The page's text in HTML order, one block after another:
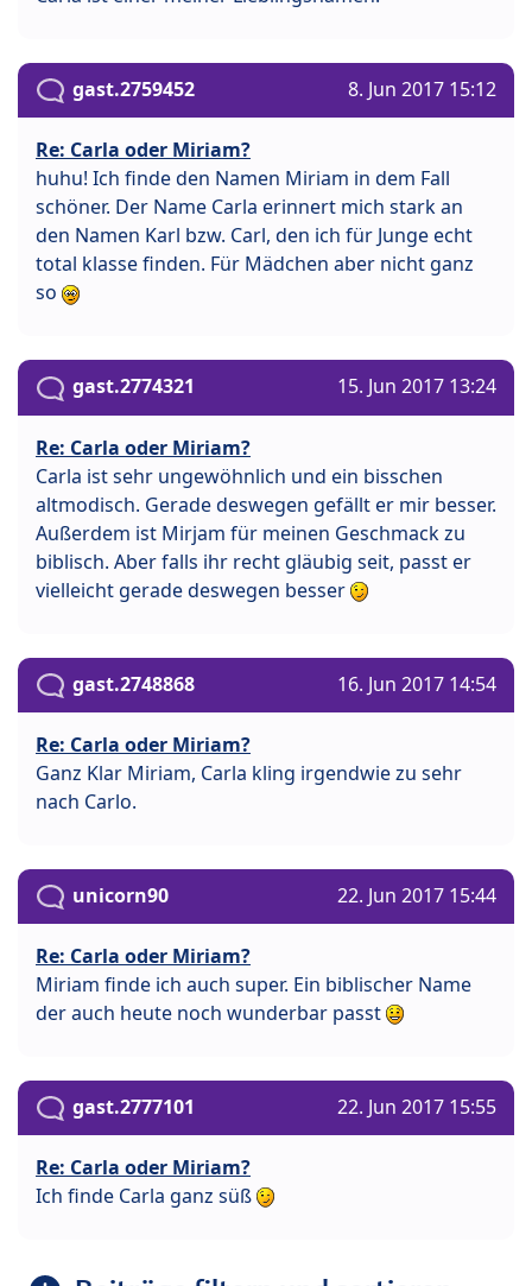
gast.2759452 8. Jun 2017 15:12
Re: Carla oder Miriam?
huhu! Ich finde den Namen Miriam in dem Fall
schöner. Der Name Carla erinnert mich stark an
den Namen Karl bzw. Carl, den ich für Junge echt
total klasse finden. Für Mädchen aber nicht ganz
so
gast.2774321 15. Jun 2017 13:24
Re: Carla oder Miriam?
Carla ist sehr ungewöhnlich und ein bisschen
altmodisch. Gerade deswegen gefällt er mir besser.
Außerdem ist Mirjam für meinen Geschmack zu
biblisch. Aber falls ihr recht gläubig seit, passt er
vielleicht gerade deswegen besser
gast.2748868 16. Jun 2017 14:54
Re: Carla oder Miriam?
Ganz Klar Miriam, Carla kling irgendwie zu sehr
nach Carlo.
unicorn90 22. Jun 2017 15:44
Re: Carla oder Miriam?
Miriam finde ich auch super. Ein biblischer Name
der auch heute noch wunderbar passt
gast.2777101 22. Jun 2017 15:55
Re: Carla oder Miriam?
Ich finde Carla ganz süß